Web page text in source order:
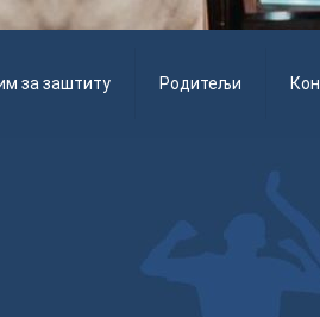
за заштиту Родитељи